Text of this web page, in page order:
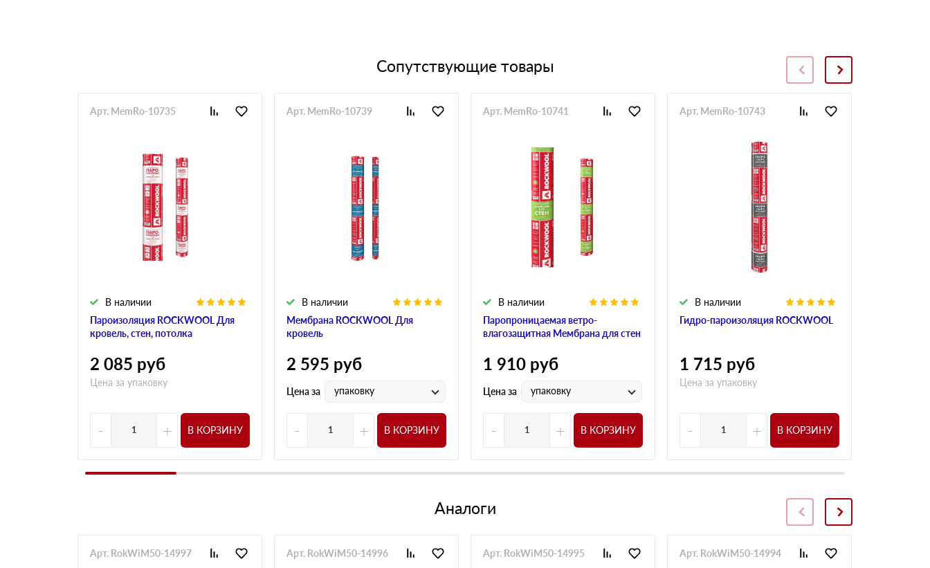
Сопутствующие товары
Пароизоляция ROCKWOOL Для
кровель, стен, потолка
В наличии
Арт. MemRo-10735
2 085 руб
Цена за упаковку
- + В КОРЗИНУ
Мембрана ROCKWOOL Для
кровель
В наличии
Арт. MemRo-10739
2 595 руб
Цена за упаковку
- + В КОРЗИНУ
Паропроницаемая ветро-
влагозащитная Мембрана для стен
В наличии
Арт. MemRo-10741
1 910 руб
Цена за упаковку
- + В КОРЗИНУ
Гидро-пароизоляция ROCKWOOL
В наличии
Арт. MemRo-10743
1 715 руб
Цена за упаковку
- + В КОРЗИНУ
Аналоги
Арт. RokWiM50-14997 Арт. RokWiM50-14996 Арт. RokWiM50-14995 Арт. RokWiM50-14994